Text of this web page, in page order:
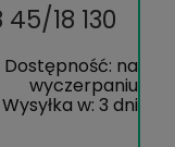
18 130
Dostępność: na
wyczerpaniu
Wysyłka w: 3 dni